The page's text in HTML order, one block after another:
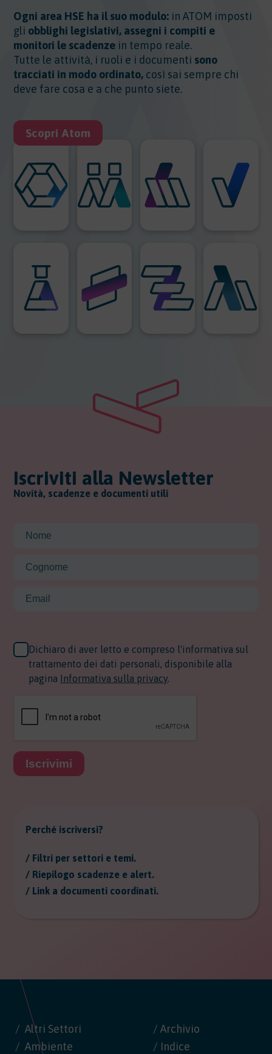
Ogni area HSE ha il suo modulo: in ATOM imposti
gli obblighi legislativi, assegni i compiti e
monitori le scadenze in tempo reale.
Tutte le attività, i ruoli e i documenti sono
tracciati in modo ordinato, così sai sempre chi
deve fare cosa e a che punto siete.
Scopri Atom
Iscriviti alla Newsletter
Novità, scadenze e documenti utili
Dichiaro di aver letto e compreso l'informativa sul
trattamento dei dati personali, disponibile alla
pagina Informativa sulla privacy.
Iscrivimi
Perché iscriversi?
/ Filtri per settori e temi.
/ Riepilogo scadenze e alert.
/ Link a documenti coordinati.
Altri Settori
Ambiente
/ Archivio
/ Indice